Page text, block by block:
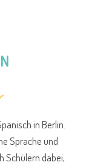
in Berlin.
Sprache und
Schülern dabei,